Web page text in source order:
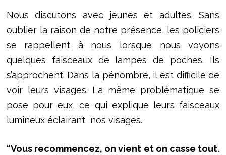
Nous discutons avec jeunes et adultes. Sans
oublier la raison de notre présence, les policiers
se rappellent à nous lorsque nous voyons
quelques faisceaux de lampes de poches. Ils
s’approchent. Dans la pénombre, il est difficile de
voir leurs visages. La même problématique se
pose pour eux, ce qui explique leurs faisceaux
lumineux éclairant nos visages.
“Vous recommencez, on vient et on casse tout.